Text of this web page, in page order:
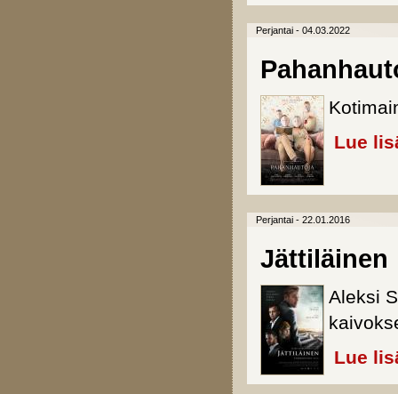
Perjantai - 04.03.2022
Lue
Perjantai - 22.01.2016
Jättiläinen
Aleksi
Lue